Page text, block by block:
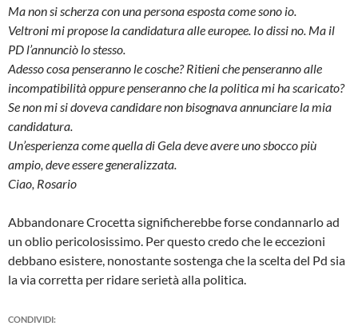
Ma non si scherza con una persona esposta come sono io.
Veltroni mi propose la candidatura alle europee. Io dissi no. Ma il
PD l’annunciò lo stesso.
Adesso cosa penseranno le cosche? Ritieni che penseranno alle
incompatibilità oppure penseranno che la politica mi ha scaricato?
Se non mi si doveva candidare non bisognava annunciare la mia
candidatura.
Un’esperienza come quella di Gela deve avere uno sbocco più
ampio, deve essere generalizzata.
Ciao, Rosario
Abbandonare Crocetta significherebbe forse condannarlo ad
un oblio pericolosissimo. Per questo credo che le eccezioni
debbano esistere, nonostante sostenga che la scelta del Pd sia
la via corretta per ridare serietà alla politica.
CONDIVIDI: